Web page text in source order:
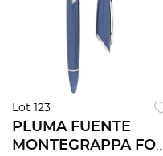
Lot 123
PLUMA FUENTE
MONTEGRAPPA